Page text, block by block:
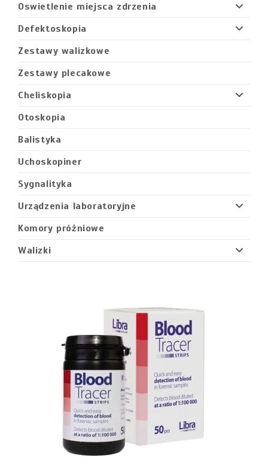
Oswietlenie miejsca zdrzenia
Defektoskopia
Zestawy walizkowe
Zestawy plecakowe
Cheliskopia
Otoskopia
Balistyka
Uchoskopiner
Sygnalityka
Urządzenia laboratoryjne
Komory próżniowe
Walizki